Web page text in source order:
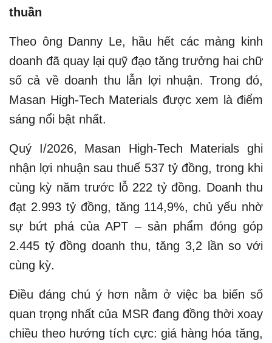
thuần
Theo ông Danny Le, hầu hết các mảng kinh
doanh đã quay lại quỹ đạo tăng trưởng hai chữ
số cả về doanh thu lẫn lợi nhuận. Trong đó,
Masan High-Tech Materials được xem là điểm
sáng nổi bật nhất.
Quý I/2026, Masan High-Tech Materials ghi
nhận lợi nhuận sau thuế 537 tỷ đồng, trong khi
cùng kỳ năm trước lỗ 222 tỷ đồng. Doanh thu
đạt 2.993 tỷ đồng, tăng 114,9%, chủ yếu nhờ
sự bứt phá của APT – sản phẩm đóng góp
2.445 tỷ đồng doanh thu, tăng 3,2 lần so với
cùng kỳ.
Điều đáng chú ý hơn nằm ở việc ba biến số
quan trọng nhất của MSR đang đồng thời xoay
chiều theo hướng tích cực: giá hàng hóa tăng,